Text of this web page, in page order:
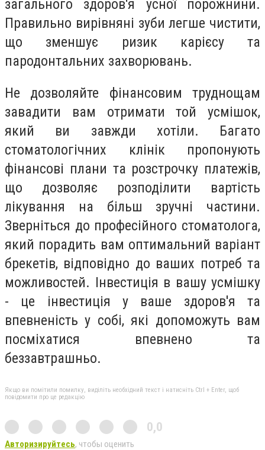
загального здоров'я усної порожнини.
Правильно вирівняні зуби легше чистити,
що зменшує ризик карієсу та
пародонтальних захворювань.
Не дозволяйте фінансовим труднощам
завадити вам отримати той усмішок,
який ви завжди хотіли. Багато
стоматологічних клінік пропонують
фінансові плани та розстрочку платежів,
що дозволяє розподілити вартість
лікування на більш зручні частини.
Зверніться до професійного стоматолога,
який порадить вам оптимальний варіант
брекетів, відповідно до ваших потреб та
можливостей. Інвестиція в вашу усмішку
- це інвестиція у ваше здоров'я та
впевненість у собі, які допоможуть вам
посміхатися впевнено та
беззавтрашньо.
Якщо ви помітили помилку, виділіть необхідний текст і натисніть Ctrl + Enter, щоб
повідомити про це редакцію
0,0
Авторизируйтесь, чтобы оценить